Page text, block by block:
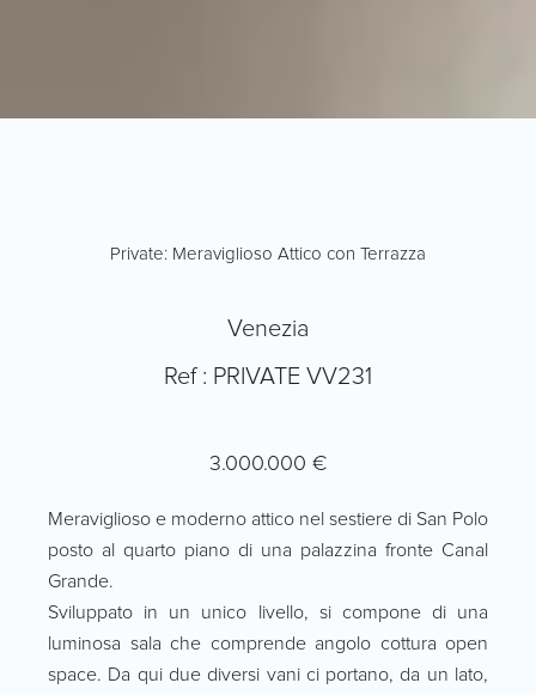
Private: Meraviglioso Attico con Terrazza
Venezia
Ref : PRIVATE VV231
3.000.000 €
Meraviglioso e moderno attico nel sestiere di San Polo
posto al quarto piano di una palazzina fronte Canal
Grande.
Sviluppato in un unico livello, si compone di una
luminosa sala che comprende angolo cottura open
space. Da qui due diversi vani ci portano, da un lato,